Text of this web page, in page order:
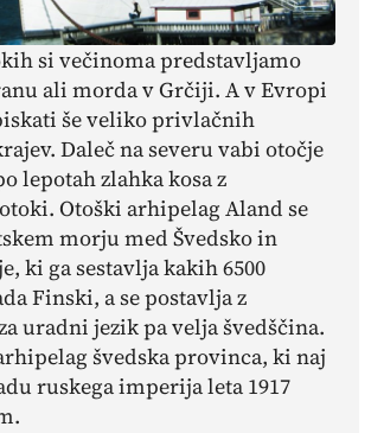
si večinoma predstavljamo
ali morda v Grčiji. A v Evropi
še veliko privlačnih
Daleč na severu vabi otočje
lepotah zlahka kosa z
Otoški arhipelag Aland se
morju med Švedsko in
ki ga sestavlja kakih 6500
Finski, a se postavlja z
uradni jezik pa velja švedščina.
švedska provinca, ki naj
ruskega imperija leta 1917